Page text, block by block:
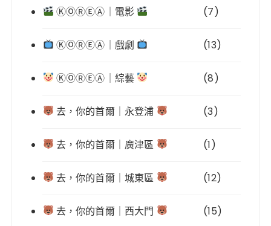
ⓀⓄⓇⒺⒶ｜電影 (7)
ⓀⓄⓇⒺⒶ｜戲劇 (13)
ⓀⓄⓇⒺⒶ｜綜藝 (8)
去，你的首爾｜永登浦 (3)
去，你的首爾｜廣津區 (1)
去，你的首爾｜城東區 (12)
去，你的首爾｜西大門 (15)